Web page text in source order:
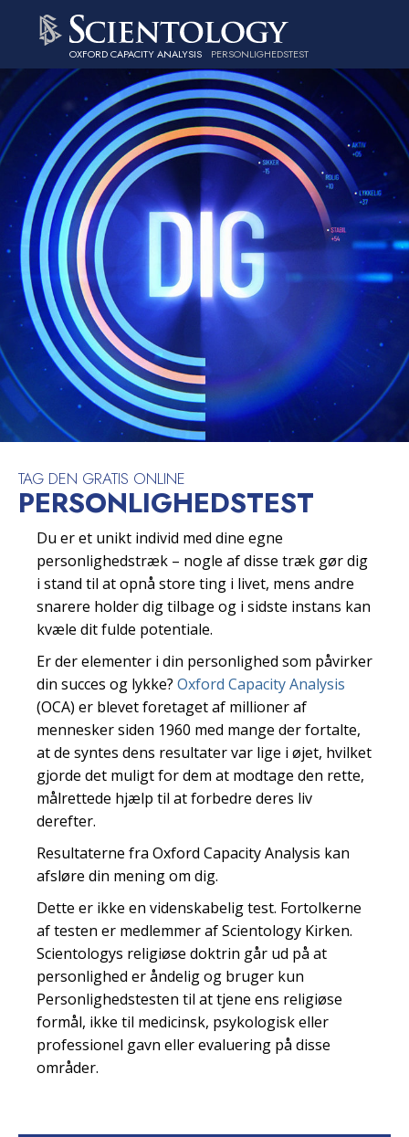
OXFORD CAPACITY ANALYSIS PERSONLIGHEDSTEST
TAG DEN GRATIS ONLINE
PERSONLIGHEDSTEST
Du er et unikt individ med dine egne
personlighedstræk – nogle af disse træk gør dig
i stand til at opnå store ting i livet, mens andre
snarere holder dig tilbage og i sidste instans kan
kvæle dit fulde potentiale.
Er der elementer i din personlighed som påvirker
din succes og lykke? Oxford Capacity Analysis
(OCA) er blevet foretaget af millioner af
mennesker siden 1960 med mange der fortalte,
at de syntes dens resultater var lige i øjet, hvilket
gjorde det muligt for dem at modtage den rette,
målrettede hjælp til at forbedre deres liv
derefter.
Resultaterne fra Oxford Capacity Analysis kan
afsløre din mening om dig.
Dette er ikke en videnskabelig test. Fortolkerne
af testen er medlemmer af Scientology Kirken.
Scientologys religiøse doktrin går ud på at
personlighed er åndelig og bruger kun
Personlighedstesten til at tjene ens religiøse
formål, ikke til medicinsk, psykologisk eller
professionel gavn eller evaluering på disse
områder.